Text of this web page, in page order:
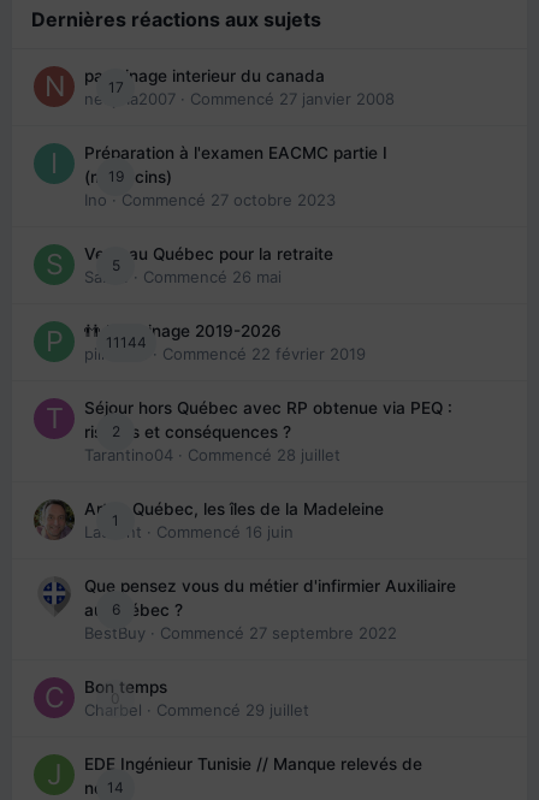
Dernières réactions aux sujets
17
parrainage interieur du canada
nedjma2007 · Commencé 27 janvier 2008
19
Préparation à l'examen EACMC partie I
(médecins)
Ino · Commencé 27 octobre 2023
5
Venir au Québec pour la retraite
Sab74
· Commencé 26 mai
11144
👬 Parrainage 2019-2026
piinoush · Commencé 22 février 2019
2
Séjour hors Québec avec RP obtenue via PEQ :
risques et conséquences ?
Tarantino04 · Commencé 28 juillet
1
Arte : Québec, les îles de la Madeleine
Laurent · Commencé 16 juin
6
Que pensez vous du métier d'infirmier Auxiliaire
au Québec ?
BestBuy · Commencé 27 septembre 2022
0
Bon temps
Charbel · Commencé 29 juillet
14
EDE Ingénieur Tunisie // Manque relevés de
note